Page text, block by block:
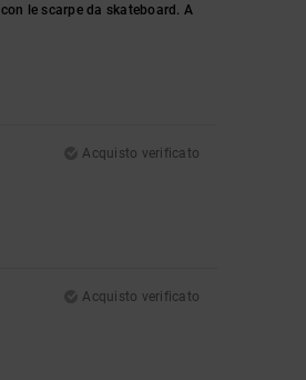
le scarpe da skateboard. A
Acquisto verificato
Acquisto verificato